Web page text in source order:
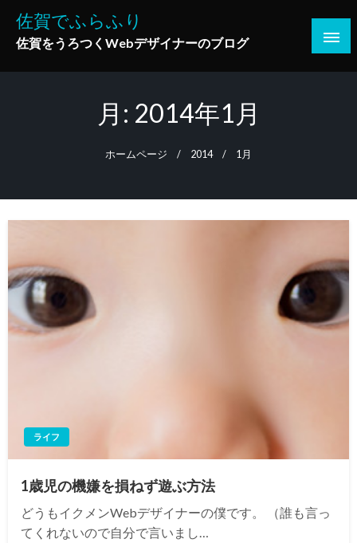
ン
佐賀でふらふり
佐賀をうろつくWebデザイナーのブログ
月: 2014年1月
ホームページ 2014 1月
ライフ
1歳児の機嫌を損ねず遊ぶ方法
どうもイクメンWebデザイナーの僕です。 （誰も言っ
てくれないので自分で言いまし…